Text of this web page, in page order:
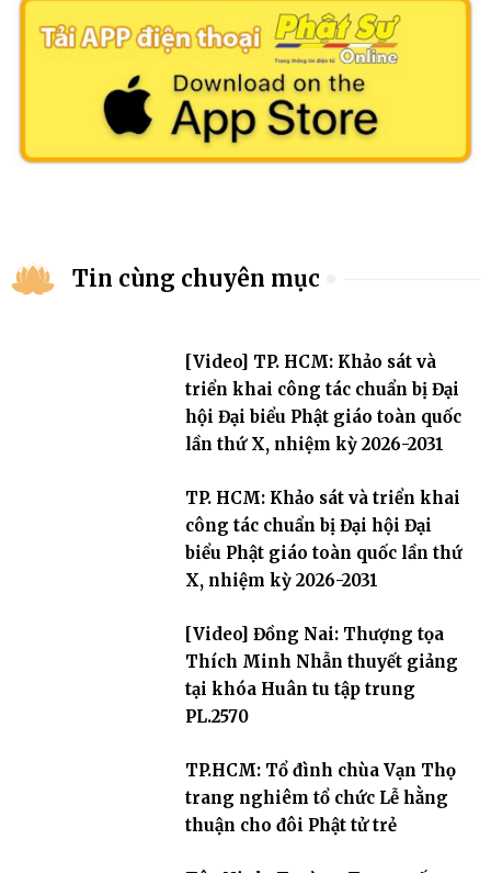
Tin cùng chuyên mục
[Video] TP. HCM: Khảo sát và
triển khai công tác chuẩn bị Đại
hội Đại biểu Phật giáo toàn quốc
lần thứ X, nhiệm kỳ 2026-2031
TP. HCM: Khảo sát và triển khai
công tác chuẩn bị Đại hội Đại
biểu Phật giáo toàn quốc lần thứ
X, nhiệm kỳ 2026-2031
[Video] Đồng Nai: Thượng tọa
Thích Minh Nhẫn thuyết giảng
tại khóa Huân tu tập trung
PL.2570
TP.HCM: Tổ đình chùa Vạn Thọ
trang nghiêm tổ chức Lễ hằng
thuận cho đôi Phật tử trẻ